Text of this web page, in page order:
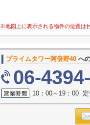
※地図上に表示される物件の位置は
プライムタワー阿倍野40 へ
06-
10：00～19：00